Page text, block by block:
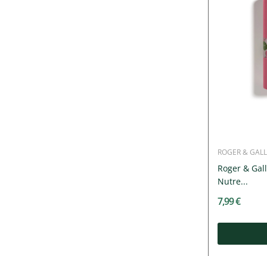
ROGER &
Roger &
Nutre...
7,99 €